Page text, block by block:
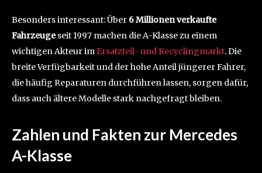
Besonders interessant: Über 6 Millionen verkaufte
Fahrzeugeseit 1997 machen die A-Klasse zu einem
wichtigen Akteur im Ersatzteil- und Recyclingmarkt. Die
breite Verfügbarkeit und der hohe Anteil jüngerer Fahrer,
die häufig Reparaturen durchführen lassen, sorgen dafür,
dass auch ältere Modelle stark nachgefragt bleiben.
Zahlen und Fakten zur Mercedes
A-Klasse